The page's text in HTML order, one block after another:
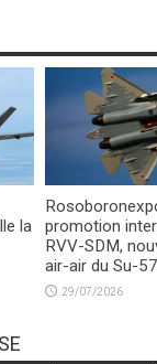
la
promotion
RVV-SDM,
air-air du Su-
29/07/2026